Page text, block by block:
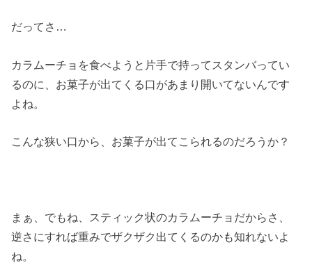
だってさ…
カラムーチョを食べようと片手で持ってスタンバってい
るのに、お菓子が出てくる口があまり開いてないんです
よね。
こんな狭い口から、お菓子が出てこられるのだろうか？
まぁ、でもね、スティック状のカラムーチョだからさ、
逆さにすれば重みでザクザク出てくるのかも知れないよ
ね。